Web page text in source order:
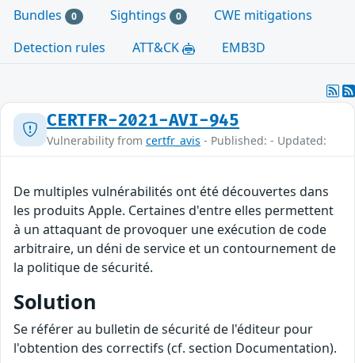
Bundles 0 Sightings 0
CWE mitigations
Detection rules
ATT&CK EMB3D
CERTFR-2021-AVI-945
Vulnerability from certfr_avis - Published: - Updated:
De multiples vulnérabilités ont été découvertes dans
les produits Apple. Certaines d'entre elles permettent
à un attaquant de provoquer une exécution de code
arbitraire, un déni de service et un contournement de
la politique de sécurité.
Solution
Se référer au bulletin de sécurité de l'éditeur pour
l'obtention des correctifs (cf. section Documentation).